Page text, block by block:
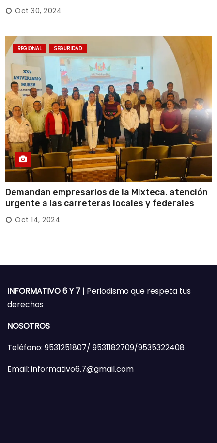
Oct 30, 2024
REGIONAL SEGURIDAD
Demandan empresarios de la Mixteca, atención
urgente a las carreteras locales y federales
Oct 14, 2024
INFORMATIVO 6 Y 7 | Periodismo que respeta tus
derechos
NOSOTROS
Teléfono: 9531251807/ 9531182709/9535322408
Email: informativo6.7@gmail.com